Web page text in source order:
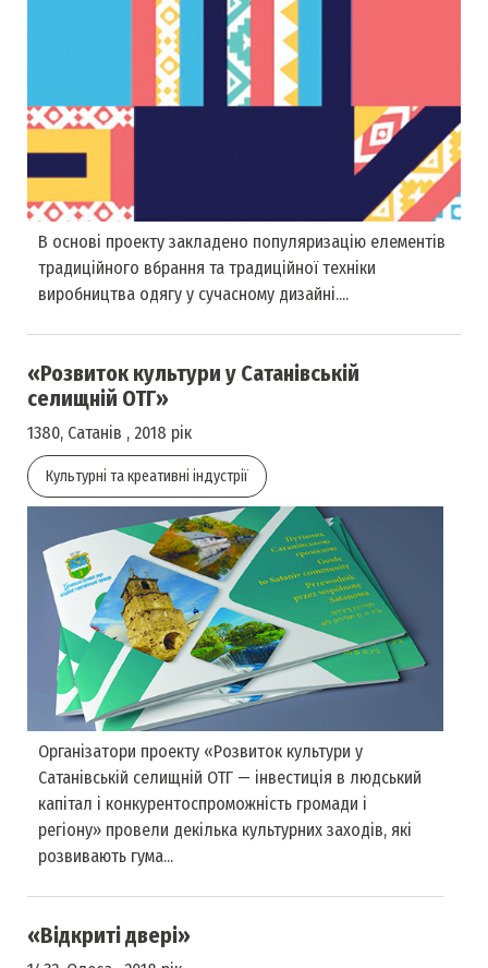
В основі проекту закладено популяризацію елементів
традиційного вбрання та традиційної техніки
виробництва одягу у сучасному дизайні....
«Розвиток культури у Сатанівській
селищній ОТГ»
1380, Сатанів , 2018 рік
Культурні та креативні індустрії
Організатори проекту «Розвиток культури у
Сатанівській селищній ОТГ — інвестиція в людський
капітал і конкурентоспроможність громади і
регіону» провели декілька культурних заходів, які
розвивають гума...
«Відкриті двері»